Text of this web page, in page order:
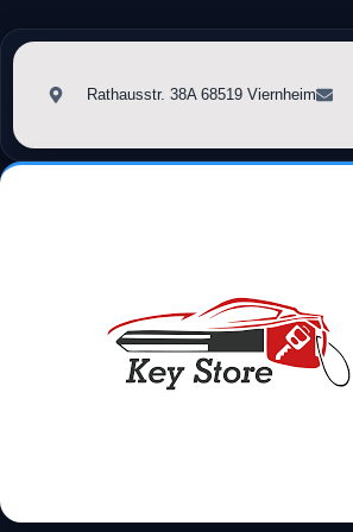
Rathausstr. 38A 68519 Viernheim